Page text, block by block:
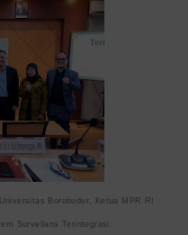
Borobudur, Ketua MPR RI
Surveilans Terintegrasi.